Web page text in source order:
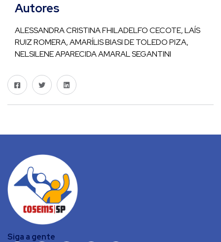
Autores
ALESSANDRA CRISTINA FHILADELFO CECOTE, LAÍS
RUIZ ROMERA, AMARÍLIS BIASI DE TOLEDO PIZA,
NELSILENE APARECIDA AMARAL SEGANTINI
Siga a gente